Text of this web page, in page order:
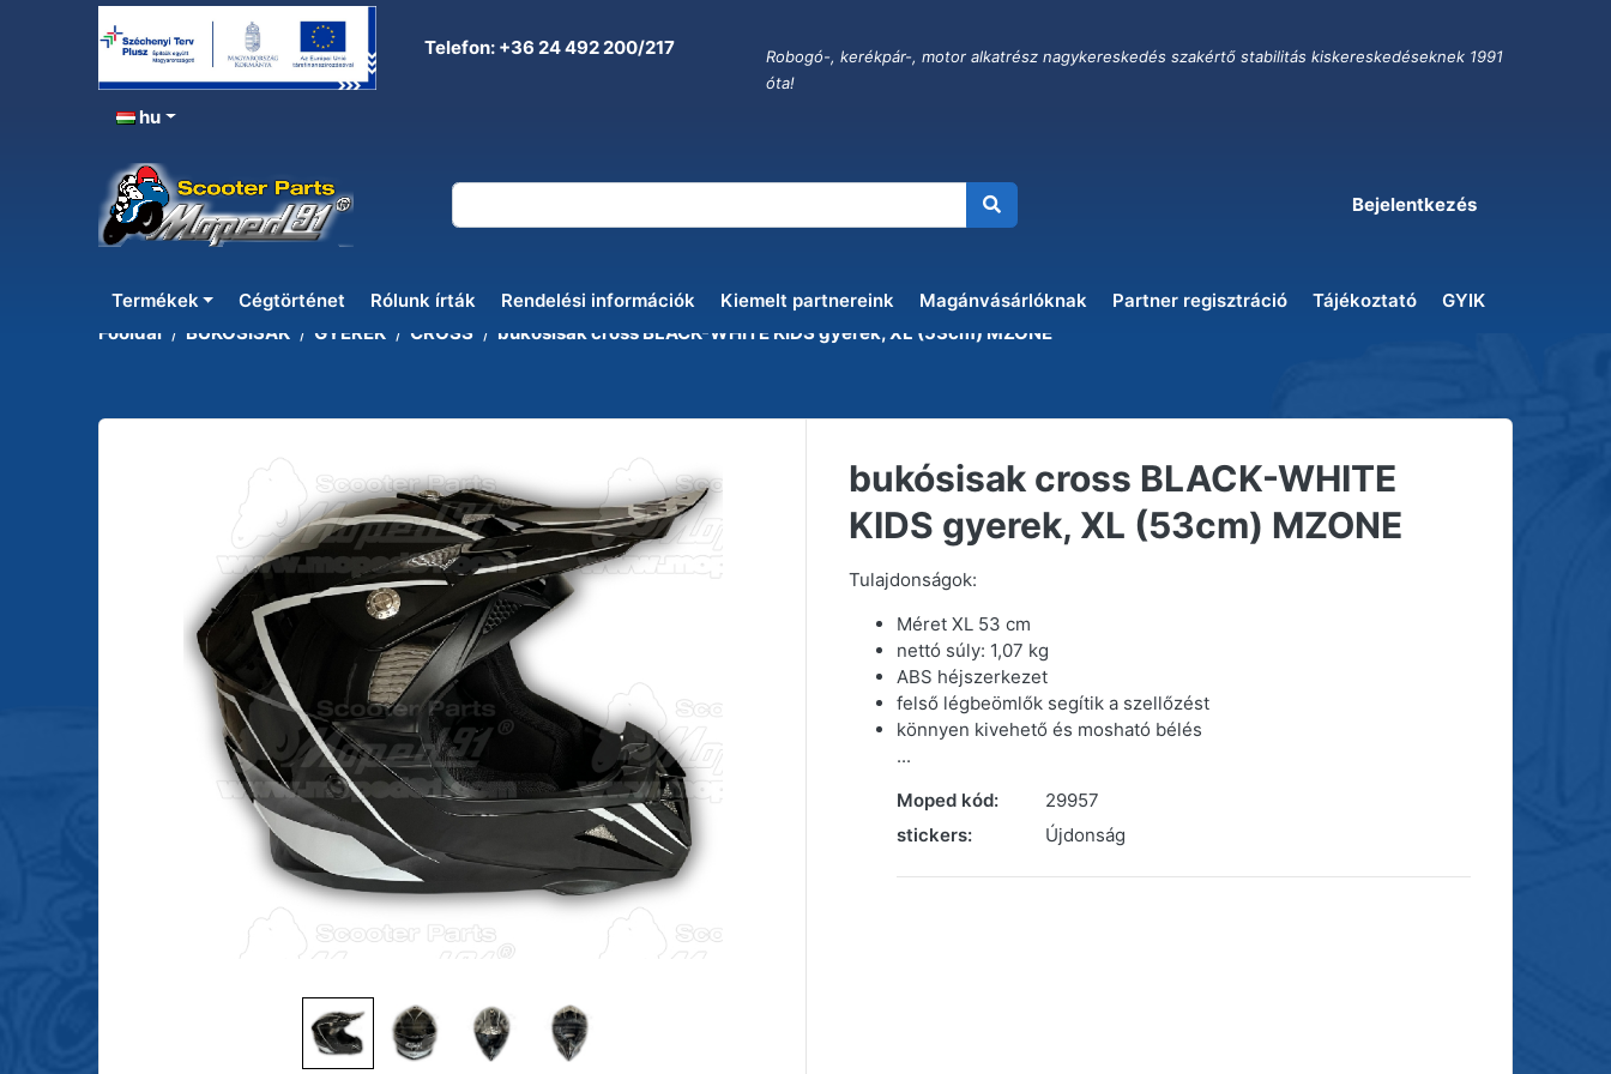
Telefon: +36 24 492 200/217
hu
Robogó-, kerékpár-, motor alkatrész nagykereskedés szakértő stabilitás kiskereskedéseknek 1991
óta!
Bejelentkezés
Termékek Cégtörténet Rólunk írták Rendelési információk Kiemelt partnereink Magánvásárlóknak Partner regisztráció Tájékoztató GYIK
CROSS
Főoldal BUKÓSISAK GYEREK CROSS bukósisak cross BLACK-WHITE KIDS gyerek, XL (53cm) MZONE
bukósisak cross BLACK-WHITE
KIDS gyerek, XL (53cm) MZONE
Tulajdonságok:
Méret XL 53 cm
nettó súly: 1,07 kg
ABS héjszerkezet
felső légbeömlők segítik a szellőzést
könnyen kivehető és mosható bélés
...
Moped kód:
29957
stickers:
Újdonság